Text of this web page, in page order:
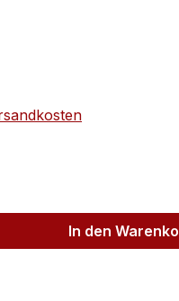
denIn den